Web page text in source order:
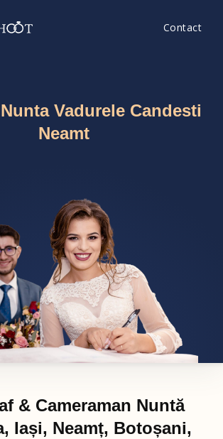
Contact
Vadurele Candesti
Neamt
& Cameraman Nuntă
Iași, Neamț, Botoșani,